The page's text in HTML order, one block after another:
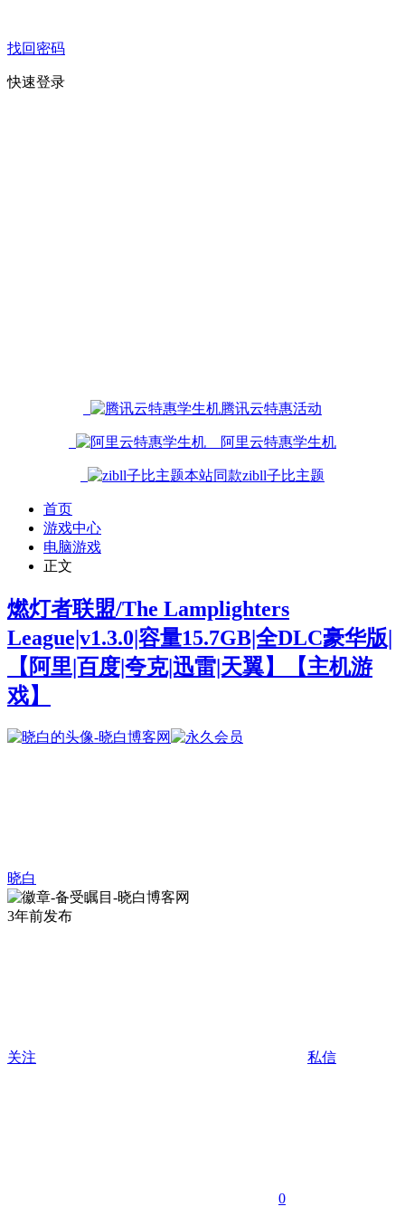
找回密码
快速登录
腾讯云特惠活动
阿里云特惠学生机
本站同款zibll子比主题
首页
游戏中心
电脑游戏
正文
燃灯者联盟/The Lamplighters
League|v1.3.0|容量15.7GB|全DLC豪华版|
【阿里|百度|夸克|迅雷|天翼】
【主机游
戏】
晓白
3年前发布
关注 私信
0